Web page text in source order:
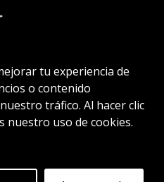
tu experiencia de
o contenido
tráfico. Al hacer clic
nuestro uso de cookies.
- Todos los derechos